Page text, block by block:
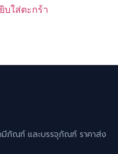
was:
บใส่ตะกร้า
มีภัณฑ์ และบรรจุภัณฑ์ ราคาส่ง